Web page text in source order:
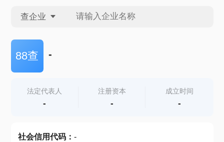
查企业
查企业
查产地
88查 -
法定代表人
-
注册资本
-
成立时间
-
社会信用代码： -